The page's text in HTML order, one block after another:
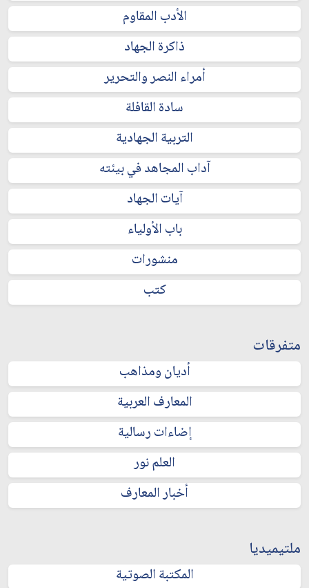
الأدب المقاوم
ذاكرة الجهاد
أمراء النصر والتحرير
سادة القافلة
التربية الجهادية
آداب المجاهد في بيئته
آيات الجهاد
باب الأولياء
منشورات
كتب
متفرقات
أديان ومذاهب
المعارف العربية
إضاءات رسالية
العلم نور
أخبار المعارف
ملتيميديا
المكتبة الصوتية